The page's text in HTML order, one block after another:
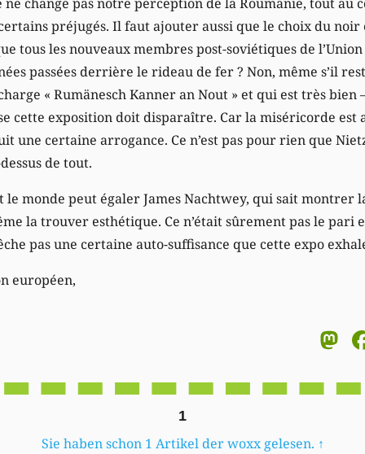
préjugés. Il faut ajouter aussi que le choix du noir
tous les nouveaux membres post-soviétiques de
passées derrière le rideau de fer ? Non, même s’il
« Rumänesch Kanner an Nout » et qui est très bien
cette exposition doit disparaître. Car la miséricorde est
une certaine arrogance. Ce n’est pas pour rien que
de tout.
le monde peut égaler James Nachtwey, qui sait montrer
la trouver esthétique. Ce n’était sûrement pas le pari
pas une certaine auto-suffisance que cette expo
européen,
1
Sie haben schon 1 Artikel der woxx gelesen. ↑